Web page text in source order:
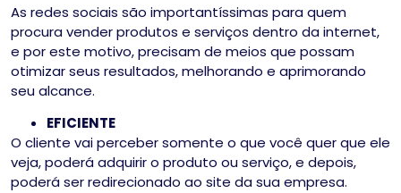
As redes sociais são importantíssimas para quem
procura vender produtos e serviços dentro da internet,
e por este motivo, precisam de meios que possam
otimizar seus resultados, melhorando e aprimorando
seu alcance.
EFICIENTE
O cliente vai perceber somente o que você quer que ele
veja, poderá adquirir o produto ou serviço, e depois,
poderá ser redirecionado ao site da sua empresa.